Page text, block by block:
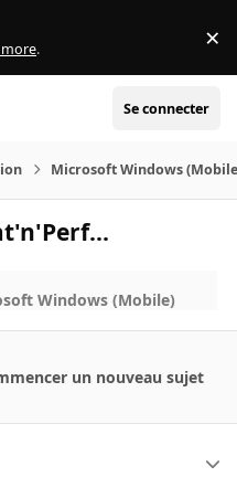
. ×
Se connecter
Microsoft Windows
Windows (Mobile)
un nouveau sujet